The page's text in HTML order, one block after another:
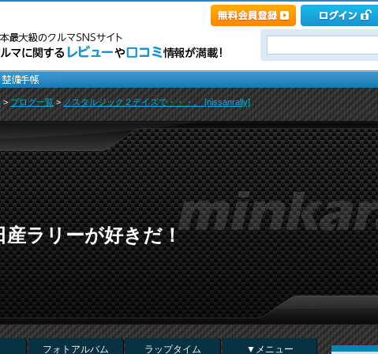
>ブログ一覧> ノスタルジック２デイズで・・・。 [nissanrally]
産ラリーが好きだ！
フォトアルバム ラップタイム ▼メニュー